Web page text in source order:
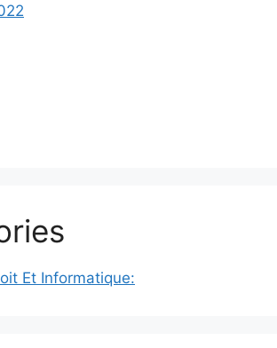
Et Informatique: